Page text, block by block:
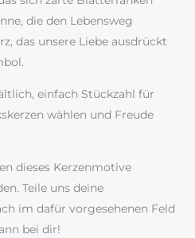
die den Lebensweg
das unsere Liebe ausdrückt
einfach Stückzahl für
wählen und Freude
dieses Kerzenmotive
Teile uns deine
im dafür vorgesehenen Feld
bei dir!